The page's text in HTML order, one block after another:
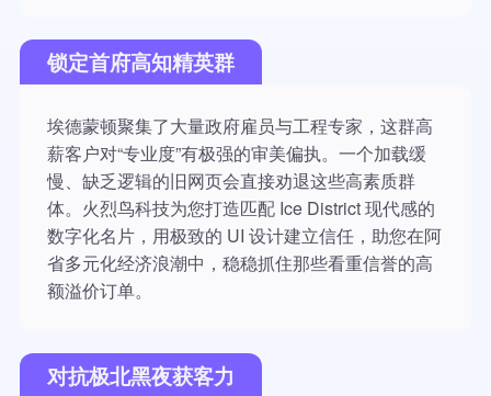
锁定首府高知精英群
埃德蒙顿聚集了大量政府雇员与工程专家，这群高
薪客户对“专业度”有极强的审美偏执。一个加载缓
慢、缺乏逻辑的旧网页会直接劝退这些高素质群
体。火烈鸟科技为您打造匹配 Ice District 现代感的
数字化名片，用极致的 UI 设计建立信任，助您在阿
省多元化经济浪潮中，稳稳抓住那些看重信誉的高
额溢价订单。
对抗极北黑夜获客力